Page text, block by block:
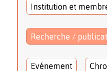
Institution et
Recherche /
Evénement